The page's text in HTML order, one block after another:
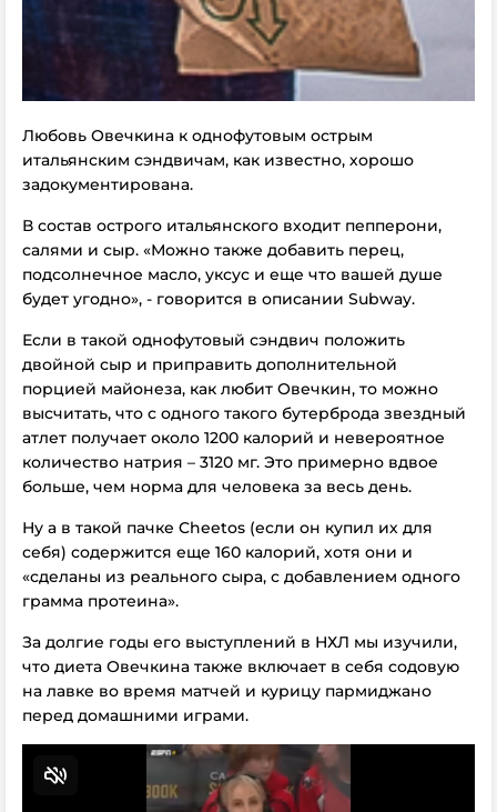
Любовь Овечкина к однофутовым острым
итальянским сэндвичам, как известно, хорошо
задокументирована.
В состав острого итальянского входит пепперони,
салями и сыр. «Можно также добавить перец,
подсолнечное масло, уксус и еще что вашей душе
будет угодно», - говорится в описании Subway.
Если в такой однофутовый сэндвич положить
двойной сыр и приправить дополнительной
порцией майонеза, как любит Овечкин, то можно
высчитать, что с одного такого бутерброда звездный
атлет получает около 1200 калорий и невероятное
количество натрия – 3120 мг. Это примерно вдвое
больше, чем норма для человека за весь день.
Ну а в такой пачке Cheetos (если он купил их для
себя) содержится еще 160 калорий, хотя они и
«сделаны из реального сыра, с добавлением одного
грамма протеина».
За долгие годы его выступлений в НХЛ мы изучили,
что диета Овечкина также включает в себя содовую
на лавке во время матчей и курицу пармиджано
перед домашними играми.